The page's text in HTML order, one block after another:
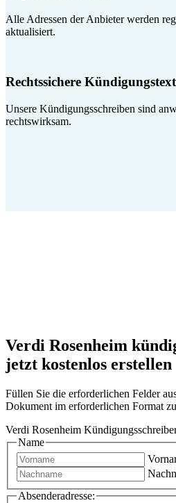
Alle Adressen der Anbieter werden
aktualisiert.
Rechtssichere
Unsere Kündigungsschreiben sind
rechtswirksam.
Verdi Rosenheim
jetzt kostenlos erstellen
Füllen Sie die erforderlichen Felder
Dokument im erforderlichen Format
Verdi Rosenheim
Name
Absenderadresse: